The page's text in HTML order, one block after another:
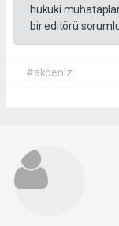
hukuki
bir editörü
#akdeniz